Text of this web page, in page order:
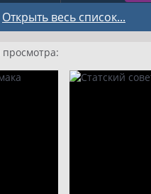
Открыть весь список...